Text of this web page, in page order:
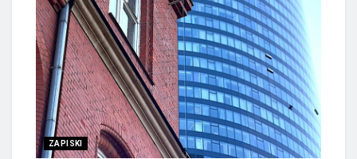
ZAPISKI